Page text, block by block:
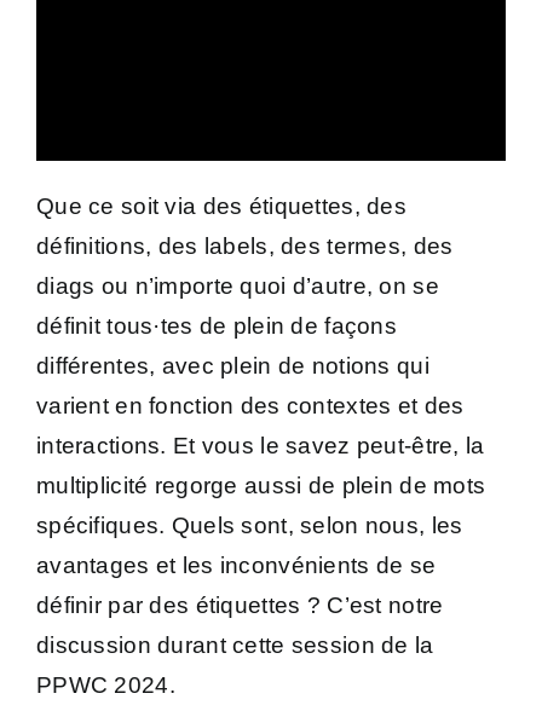
Que ce soit via des étiquettes, des
définitions, des labels, des termes, des
diags ou n’importe quoi d’autre, on se
définit tous·tes de plein de façons
différentes, avec plein de notions qui
varient en fonction des contextes et des
interactions. Et vous le savez peut-être, la
multiplicité regorge aussi de plein de mots
spécifiques. Quels sont, selon nous, les
avantages et les inconvénients de se
définir par des étiquettes ? C’est notre
discussion durant cette session de la
PPWC 2024.